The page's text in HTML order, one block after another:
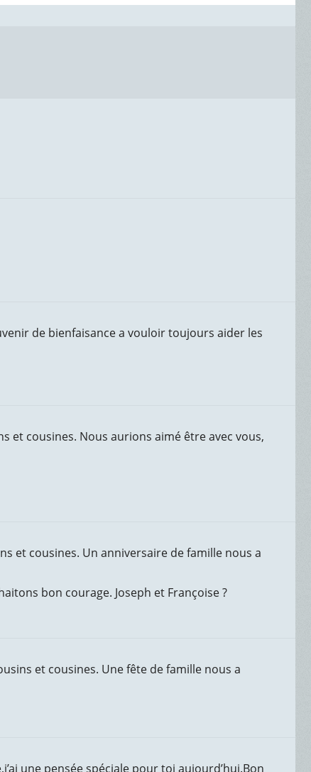
de bienfaisance a vouloir toujours aider les
et cousines. Nous aurions aimé être avec vous,
et cousines. Un anniversaire de famille nous a
bon courage. Joseph et Françoise ?
et cousines. Une fête de famille nous a
une pensée spéciale pour toi aujourd’hui.Bon